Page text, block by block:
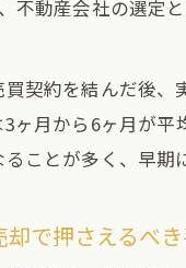
不動産会社の選定
契約を結んだ後
3ヶ月から6ヶ月が
ことが多く、早期
で押さえるべ